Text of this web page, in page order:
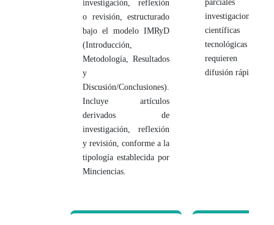
investigación, reflexión
o revisión, estructurado
bajo el modelo IMRyD
(Introducción,
Metodología, Resultados
y
Discusión/Conclusiones).
Incluye artículos
derivados de
investigación, reflexión
y revisión, conforme a la
tipología establecida por
Minciencias.
parciales de
investigaciones
científicas o
tecnológicas que
requieren una
difusión rápida.